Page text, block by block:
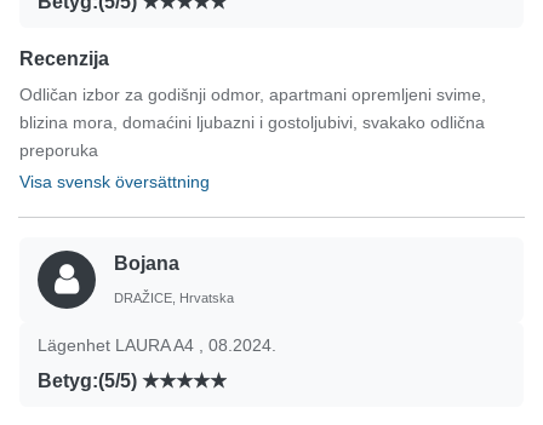
Recenzija
Odličan izbor za godišnji odmor, apartmani opremljeni svime,
blizina mora, domaćini ljubazni i gostoljubivi, svakako odlična
preporuka
Visa svensk översättning
Bojana
DRAŽICE, Hrvatska
Lägenhet LAURA A4 , 08.2024.
Betyg:(5/5)